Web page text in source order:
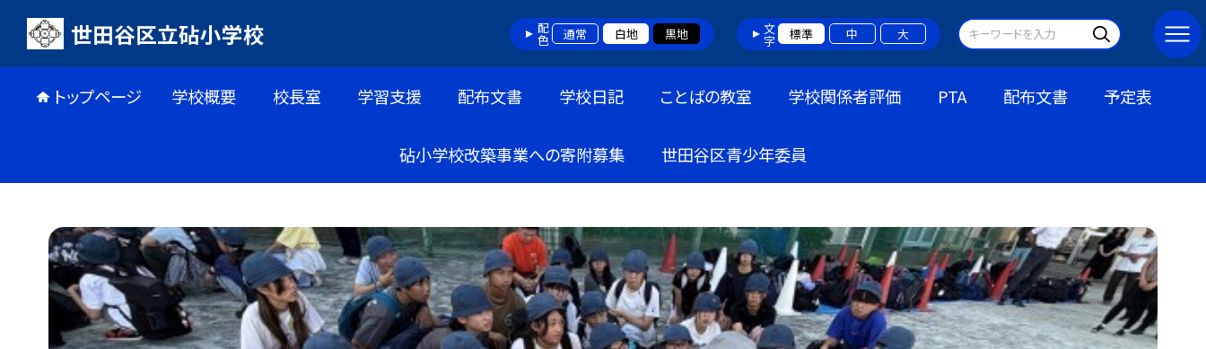
世田谷区立砧小学校 配色 通常 白地 黒地 文字 標準 中 大
トップページ 学校概要 校長室 学習支援 配布文書 学校日記 ことばの教室 学校関係者評価 PTA 配布文書 予定表
砧小学校改築事業への寄附募集 世田谷区青少年委員